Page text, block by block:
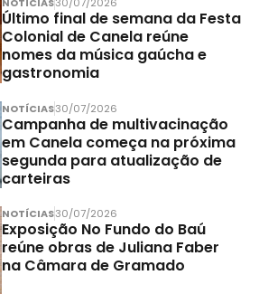
Último final de semana da Festa
Colonial de Canela reúne
nomes da música gaúcha e
gastronomia
NOTÍCIAS30/07/2026
Campanha de multivacinação
em Canela começa na próxima
segunda para atualização de
carteiras
NOTÍCIAS30/07/2026
Exposição No Fundo do Baú
reúne obras de Juliana Faber
na Câmara de Gramado